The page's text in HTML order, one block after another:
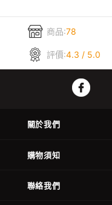
商品:78
評價:4.3 / 5.0
關於我們
購物須知
聯絡我們